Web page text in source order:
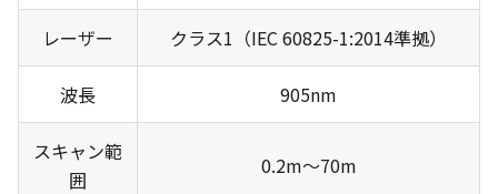
レーザー クラス1（IEC 60825-1:2014準拠）
波長 905nm
スキャン範
囲
0.2m～70m